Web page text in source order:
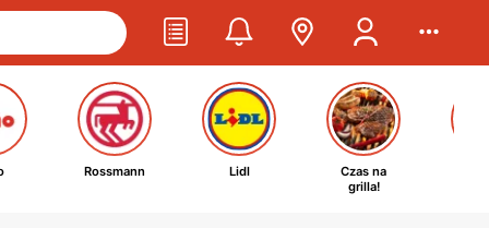
Rossmann Lidl
Czas na
grilla!